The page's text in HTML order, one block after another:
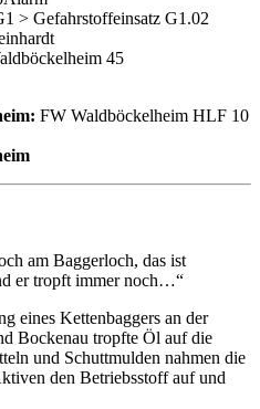
> Gefahrstoffeinsatz G1.02
45
FW Waldböckelheim HLF 10
am Baggerloch, das ist
er tropft immer noch…“
eines Kettenbaggers an der
Bockenau tropfte Öl auf die
und Schuttmulden nahmen die
den Betriebsstoff auf und